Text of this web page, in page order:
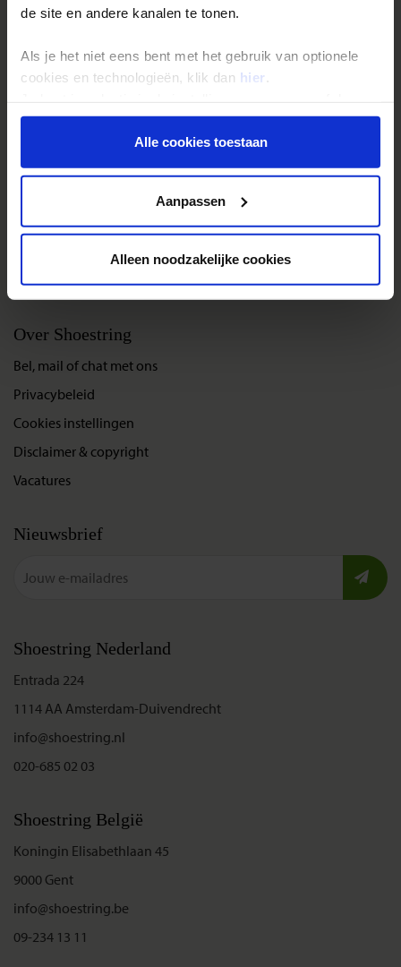
de site en andere kanalen te tonen.
Als je het niet eens bent met het gebruik van optionele
cookies en technologieën, klik dan hier
onder aan de pagina op elk gewenst moment voor de
toekomst wijzigen.Alle cookies toestaan
Aanpassen
Alleen noodzakelijke cookies
Reis- en annuleringsvoorwaarden
Inloggen op mijn.Shoestring
Over Shoestring
Bel, mail of chat met ons
Privacybeleid
Cookies instellingen
Disclaimer & copyright
Vacatures
Nieuwsbrief
Shoestring Nederland
Entrada 224
1114 AA Amsterdam-Duivendrecht
info@shoestring.nl
020-685 02 03
Shoestring België
Koningin Elisabethlaan 45
9000 Gent
info@shoestring.be
09-234 13 11